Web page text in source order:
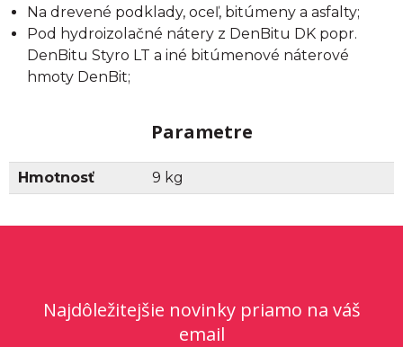
Na drevené podklady, oceľ, bitúmeny a asfalty;
Pod hydroizolačné nátery z DenBitu DK popr.
DenBitu Styro LT a iné bitúmenové náterové
hmoty DenBit;
Parametre
Hmotnosť 9 kg
Najdôležitejšie novinky priamo na váš
email